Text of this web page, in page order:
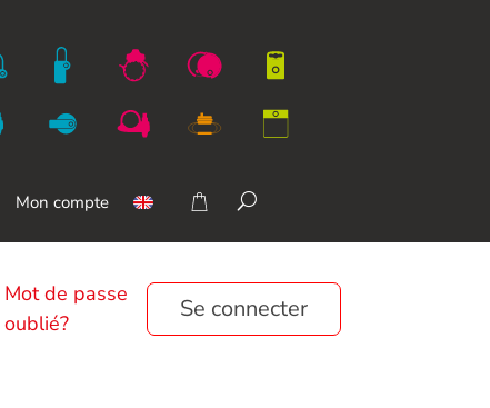
Mon compte
Mot de passe
oublié?
Se connecter